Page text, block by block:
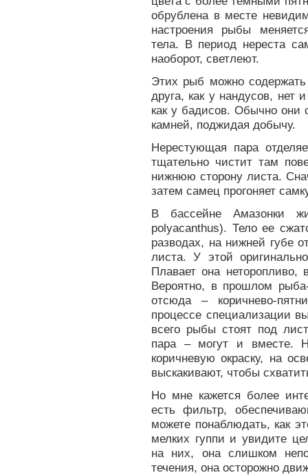
обрублена в месте
настроения рыбы
тела. В период нереста
наоборот, светлеют.
Этих рыб можно содержать
друга, как у нандусов, нет
как у бадисов. Обычно они
камней, поджидая добычу.
Нерестующая пара
тщательно чистит там
нижнюю сторону листа.
затем самец прогоняет
В бассейне Амазонки
polyacanthus). Тело ее
разводах, на нижней губе
листа. У этой
Плавает она
Вероятно, в прошлом
отсюда – коричнево-
процессе специализации
всего рыбы стоят под
пара – могут и вместе.
коричневую окраску, на
выскакивают, чтобы
Но мне кажется более
есть фильтр,
можете понаблюдать, как
мелких гуппи и увидите
на них, она слишком
течения, она осторожно